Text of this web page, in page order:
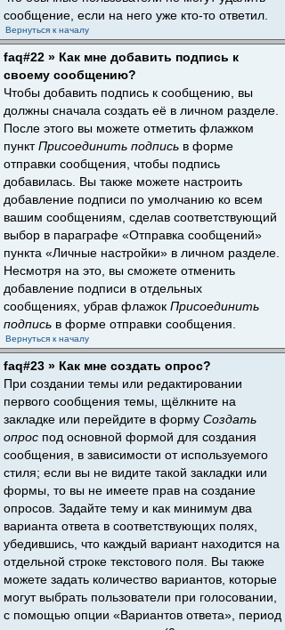
сообщение, если на него уже кто-то ответил.
Вернуться к началу
faq#22 » Как мне добавить подпись к
своему сообщению?
Чтобы добавить подпись к сообщению, вы
должны сначала создать её в личном разделе.
После этого вы можете отметить флажком
пунктПрисоединить подпись в форме
отправки сообщения, чтобы подпись
добавилась. Вы также можете настроить
добавление подписи по умолчанию ко всем
вашим сообщениям, сделав соответствующий
выбор в параграфе «Отправка сообщений»
пункта «Личные настройки» в личном разделе.
Несмотря на это, вы сможете отменить
добавление подписи в отдельных
сообщениях, убрав флажок Присоединить
подпись в форме отправки сообщения.
Вернуться к началу
faq#23 » Как мне создать опрос?
При создании темы или редактировании
первого сообщения темы, щёлкните на
закладке или перейдите в форму Создать
опрос под основной формой для создания
сообщения, в зависимости от используемого
стиля; если вы не видите такой закладки или
формы, то вы не имеете прав на создание
опросов. Задайте тему и как минимум два
варианта ответа в соответствующих полях,
убедившись, что каждый вариант находится на
отдельной строке текстового поля. Вы также
можете задать количество вариантов, которые
могут выбрать пользователи при голосовании,
с помощью опции «Вариантов ответа», период